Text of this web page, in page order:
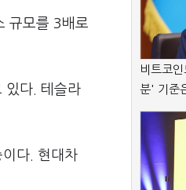
규모를 3배로
있다. 테슬라
다. 현대차
비트코
분' 기준